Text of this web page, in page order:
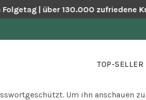
| über 130.000 zufriedene
TOP-SELLER
Um ihn anschauen